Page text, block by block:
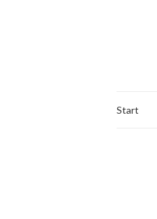
Start